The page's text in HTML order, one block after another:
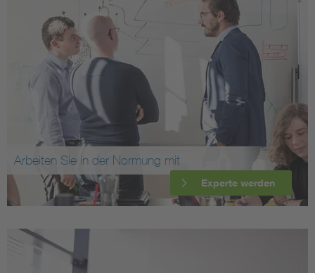
Arbeiten Sie in der Normung mit
Experte werden